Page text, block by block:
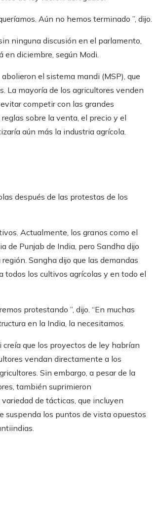
Aún no hemos terminado ”, dijo.
ninguna discusión en el parlamento,
en diciembre, según Modi.
el sistema mandi (MSP), que
La mayoría de los agricultores venden
competir con las grandes
sobre la venta, el precio y el
aún más la industria agrícola.
después de las protestas de los
Actualmente, los granos como el
de Punjab de India, pero Sandha dijo
Sangha dijo que las demandas
todos los cultivos agrícolas y en todo el
protestando ”, dijo. “En muchas
en la India, la necesitamos.
que los proyectos de ley habrían
vendan directamente a los
Sin embargo, a pesar de la
también suprimieron
de tácticas, que incluyen
suspenda los puntos de vista opuestos